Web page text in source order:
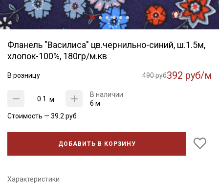
Фланель "Василиса" цв.чернильно-синий, ш.1.5м,
хлопок-100%, 180гр/м.кв
В розницу 490 руб392 руб/м
м
В наличии
6 м
Стоимость — 39.2 руб
ДОБАВИТЬ В КОРЗИНУ
Характеристики